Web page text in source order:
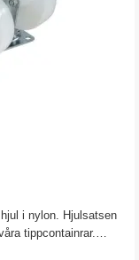
i nylon. Hjulsatsen
tippcontainrar.
belastningar.